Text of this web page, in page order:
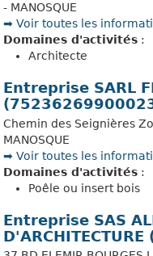
- MANOSQUE
➡️ Voir toutes les
Domaines d'activités :
Architecte
Entreprise SARL
Chemin des Seignières
MANOSQUE
➡️ Voir toutes les
Domaines d'activités :
Poêle ou insert bois
Entreprise SAS